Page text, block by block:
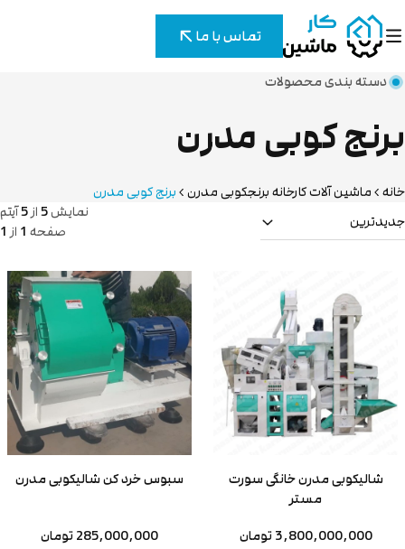
تماس با ما
دسته بندی محصولات
برنج کوبی مدرن
خانه ماشین آلات کارخانه برنجکوبی مدرن
برنج کوبی مدرن
جدیدترین
نمایش5از5آیتم
صفحه 1 از 1
شالیکوبی مدرن خانگی سورت
مستر
3,800,000,000 تومان
سبوس خرد کن شالیکوبی مدرن
285,000,000 تومان